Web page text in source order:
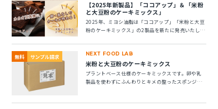
【2025年新製品】「ココアップ」＆「米粉
と大豆粉のケーキミックス」
2025年、ミヨシ油脂は「ココアップ」「米粉と大豆
粉のケーキミックス」の2製品を新たに発売いたしま
無料 サンプル請求 NEXT FOOD LAB
米粉と大豆粉のケーキミックス
プラントベース仕様のケーキミックスです。卵や乳
製品を使わずにふんわりとキメの整ったスポンジケ